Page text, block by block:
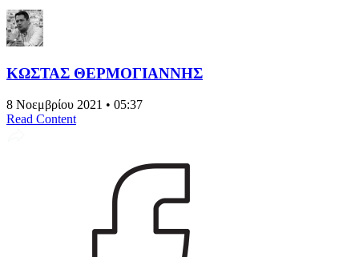
ΚΩΣΤΑΣ ΘΕΡΜΟΓΙΑΝΝΗΣ
8 Νοεμβρίου 2021 • 05:37
Read Content